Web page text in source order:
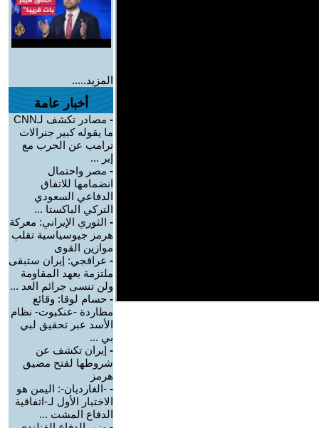
المزيد.....
أخبار عامة
-
مصادر تكشف لـCNN
ما يقوله كبير جنرالات
ترامب عن الحرب مع
إير ...
- مصر واحتمال
انضمامها للاتفاق
الدفاعي السعودي
التركي الباكستا ...
- الثوري الإيراني: معركة
هرمز جيوسياسية تقلب
موازين القوى
- عراقجي: إيران ستبقى
ملتزمة بعهد المقاومة
ولن تنسى جرائم العد ...
- حسام لوقا: وقائع
مطاردة -عنكبوت- نظام
الأسد عبر تحقيق لبي
بي ...
- إيران تكشف عن
شروطها لفتح مضيق
هرمز
- -الغارديان-: اليمن هو
الاختبار الأول لـ-اتفاقية
الدفاع المشت ...